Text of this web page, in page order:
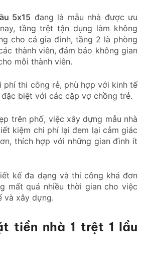
5x15 đang là mẫu nhà được ưu
tầng trệt tận dụng làm không
cho cả gia đình, tầng 2 là phòng
thành viên, đảm bảo không gian
mỗi thành viên.
phí thi công rẻ, phù hợp với kinh tế
biệt với các cặp vợ chồng trẻ.
trên phố, việc xây dựng mẫu nhà
kiệm chi phí lại đem lại cảm giác
thích hợp với những gian đình ít
kế đa dạng và thi công khá đơn
mất quá nhiều thời gian cho việc
và xây dựng.
tiền nhà 1 trệt 1 lầu